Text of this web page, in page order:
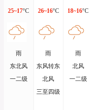
25~17°C
雨
东北风
一二级
26~16°C
雨
东风转东
北风
三至四级
18~16°C
雨
北风
一二级